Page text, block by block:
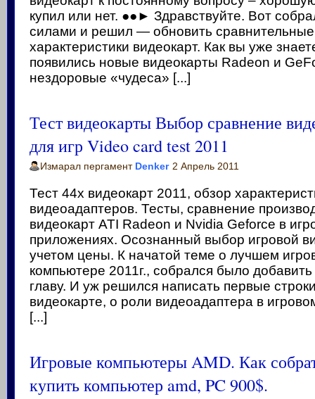
купил или нет. ●●► Здравствуйте. Вот
силами и решил — обновить сравнительные
характеристики видеокарт. Как вы уже
появились новые видеокарты Radeon и
нездоровые «чудеса» [...]
Тест видеокарты Выбор сравнение
для игр Video card test 2011
Измарал пергамент Denker 2 Апрель 2011
Тест 44х видеокарт 2011, обзор
видеоадаптеров. Тесты, сравнение
видеокарт ATI Radeon и Nvidia Geforce в
приложениях. Осознанный выбор игровой
учетом цены. К начатой теме о лучшем
компьютере 2011г., собрался было
главу. И уж решился написать первые
видеокарте, о роли видеоадаптера в
[...]
Игровые компьютеры AMD. Как
купить компьютер amd, PC 900$.